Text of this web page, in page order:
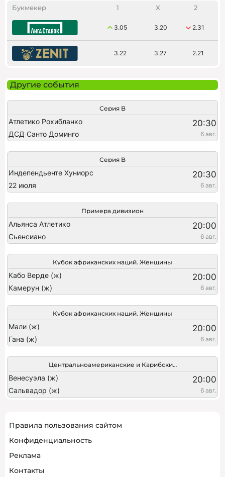
Букмекер 1 X 2
3.05 3.20 2.31
3.22 3.27 2.21
Другие события
Серия B
Атлетико Рохибланко 20:30
ДСД Санто Доминго 6 авг.
Серия B
Индепендьенте Хуниорс 20:30
22 июля 6 авг.
Примера дивизион
Альянса Атлетико 20:00
Сьенсиано 6 авг.
Кубок африканских наций. Женщины
Кабо Верде (ж) 20:00
Камерун (ж) 6 авг.
Кубок африканских наций. Женщины
Мали (ж) 20:00
Гана (ж) 6 авг.
Центральноамериканские и Карибские игры. Женщины
Венесуэла (ж) 20:00
Сальвадор (ж) 6 авг.
Правила пользования сайтом
Конфиденциальность
Реклама
Контакты